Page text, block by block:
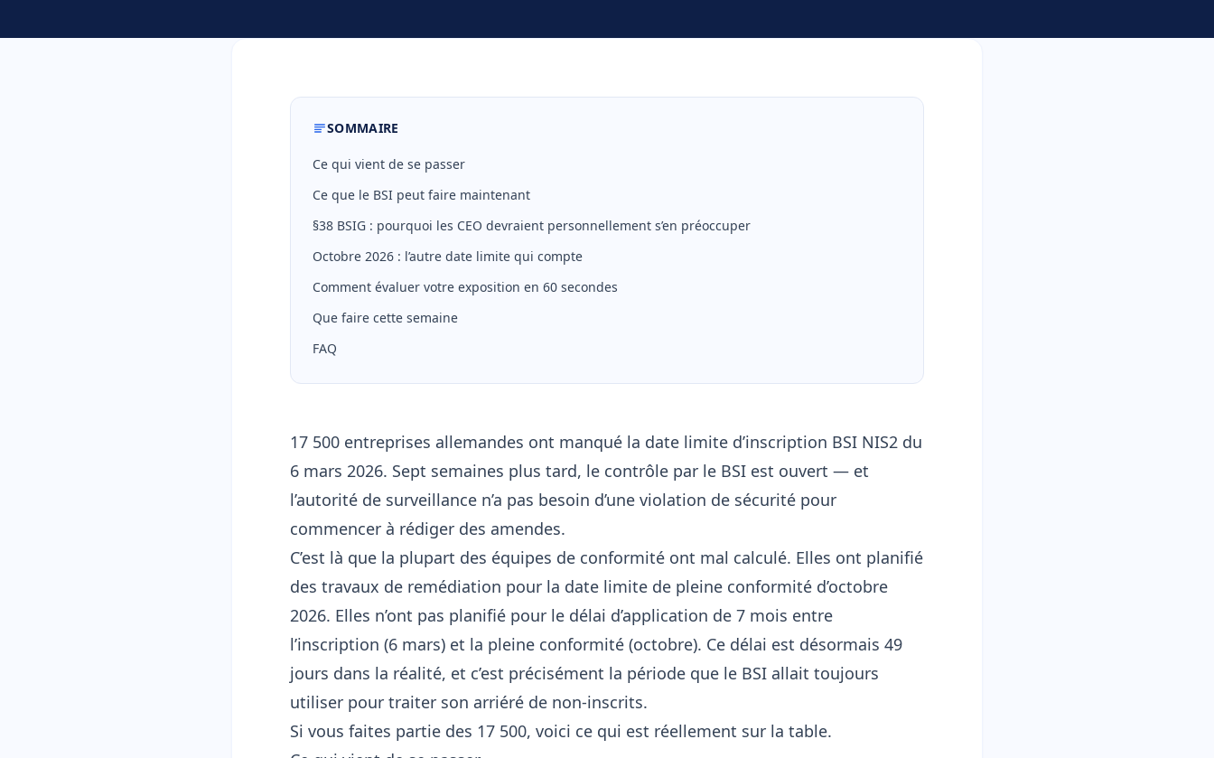
SOMMAIRE
Ce qui vient de se passer
Ce que le BSI peut faire maintenant
§38 BSIG : pourquoi les CEO devraient personnellement s’en préoccuper
Octobre 2026 : l’autre date limite qui compte
Comment évaluer votre exposition en 60 secondes
Que faire cette semaine
FAQ
17 500 entreprises allemandes ont manqué la date limite d’inscription BSI NIS2 du
6 mars 2026. Sept semaines plus tard, le contrôle par le BSI est ouvert — et
l’autorité de surveillance n’a pas besoin d’une violation de sécurité pour
commencer à rédiger des amendes.
C’est là que la plupart des équipes de conformité ont mal calculé. Elles ont planifié
des travaux de remédiation pour la date limite de pleine conformité d’octobre
2026. Elles n’ont pas planifié pour le délai d’application de 7 mois entre
l’inscription (6 mars) et la pleine conformité (octobre). Ce délai est désormais 49
jours dans la réalité, et c’est précisément la période que le BSI allait toujours
utiliser pour traiter son arriéré de non-inscrits.
Si vous faites partie des 17 500, voici ce qui est réellement sur la table.